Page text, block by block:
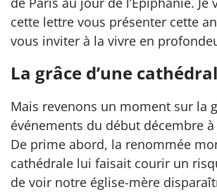
cette lettre vous présenter cette
vous inviter à la vivre en
La grâce d’une
Mais revenons un moment sur la
événements du début décembre
De prime abord, la renommée
cathédrale lui faisait courir un
de voir notre église-mère